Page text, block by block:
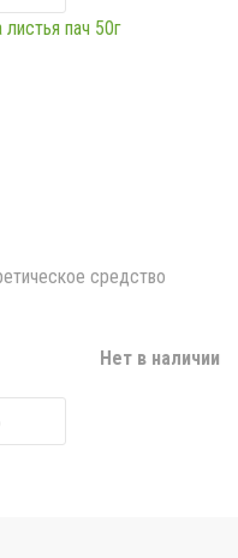
средство
Нет в наличии